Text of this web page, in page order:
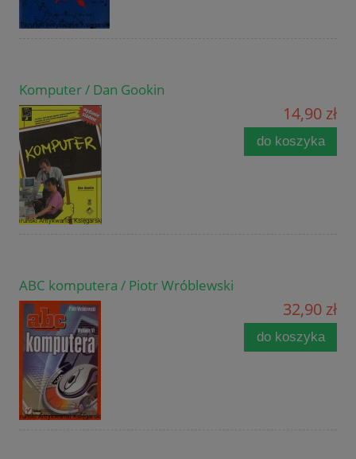
Komputer / Dan Gookin
14,90 zł
do koszyka
ABC komputera / Piotr Wróblewski
32,90 zł
do koszyka